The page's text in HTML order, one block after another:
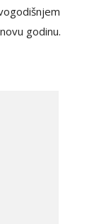
godinu.